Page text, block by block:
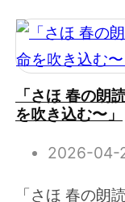
「さほ 春の朗
を吹き込む〜」
2026-04-
「さほ 春の朗